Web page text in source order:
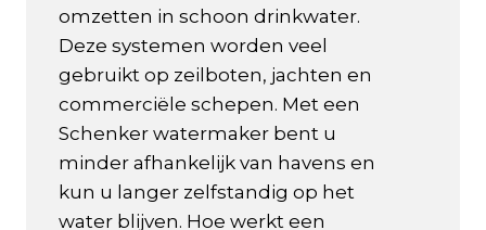
omzetten in schoon drinkwater.
Deze systemen worden veel
gebruikt op zeilboten, jachten en
commerciële schepen. Met een
Schenker watermaker bent u
minder afhankelijk van havens en
kun u langer zelfstandig op het
water blijven. Hoe werkt een